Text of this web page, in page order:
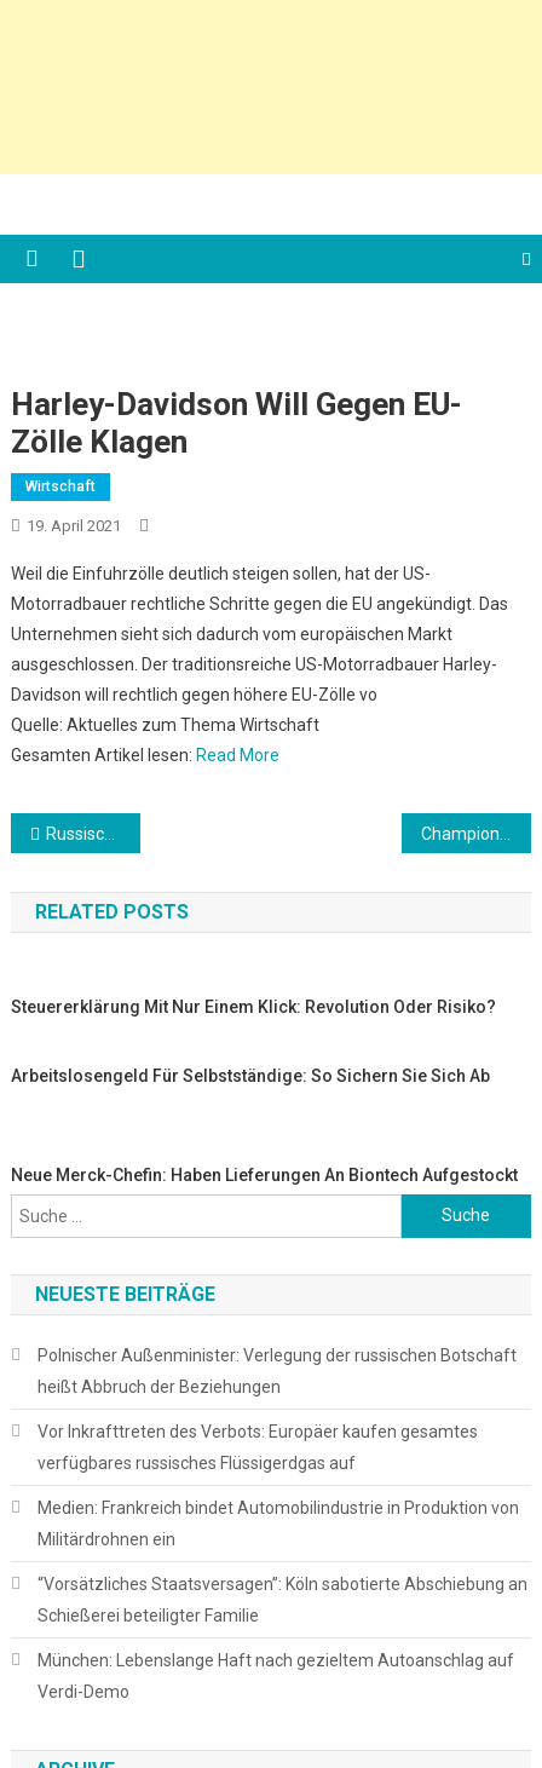
Harley-Davidson Will Gegen EU-
Zölle Klagen
Wirtschaft
19. April 2021
Weil die Einfuhrzölle deutlich steigen sollen, hat der US-
Motorradbauer rechtliche Schritte gegen die EU angekündigt. Das
Unternehmen sieht sich dadurch vom europäischen Markt
ausgeschlossen. Der traditionsreiche US-Motorradbauer Harley-
Davidson will rechtlich gegen höhere EU-Zölle vo
Quelle: Aktuelles zum Thema Wirtschaft
Gesamten Artikel lesen: Read More
Beitrags-
Navigation
Russischer Gefängnisdienst: Alexei Nawalny wurde in ein Krankenhaus verlegt
RELATED POSTS
Steuererklärung Mit Nur Einem Klick: Revolution Oder Risiko?
Arbeitslosengeld Für Selbstständige: So Sichern Sie Sich Ab
Neue Merck-Chefin: Haben Lieferungen An Biontech Aufgestockt
Suche
nach:
NEUESTE BEITRÄGE
Polnischer Außenminister: Verlegung der russischen Botschaft
heißt Abbruch der Beziehungen
Vor Inkrafttreten des Verbots: Europäer kaufen gesamtes
verfügbares russisches Flüssigerdgas auf
Medien: Frankreich bindet Automobilindustrie in Produktion von
Militärdrohnen ein
“Vorsätzliches Staatsversagen”: Köln sabotierte Abschiebung an
Schießerei beteiligter Familie
München: Lebens­lange Haft nach gezieltem Autoanschlag auf
Verdi-Demo